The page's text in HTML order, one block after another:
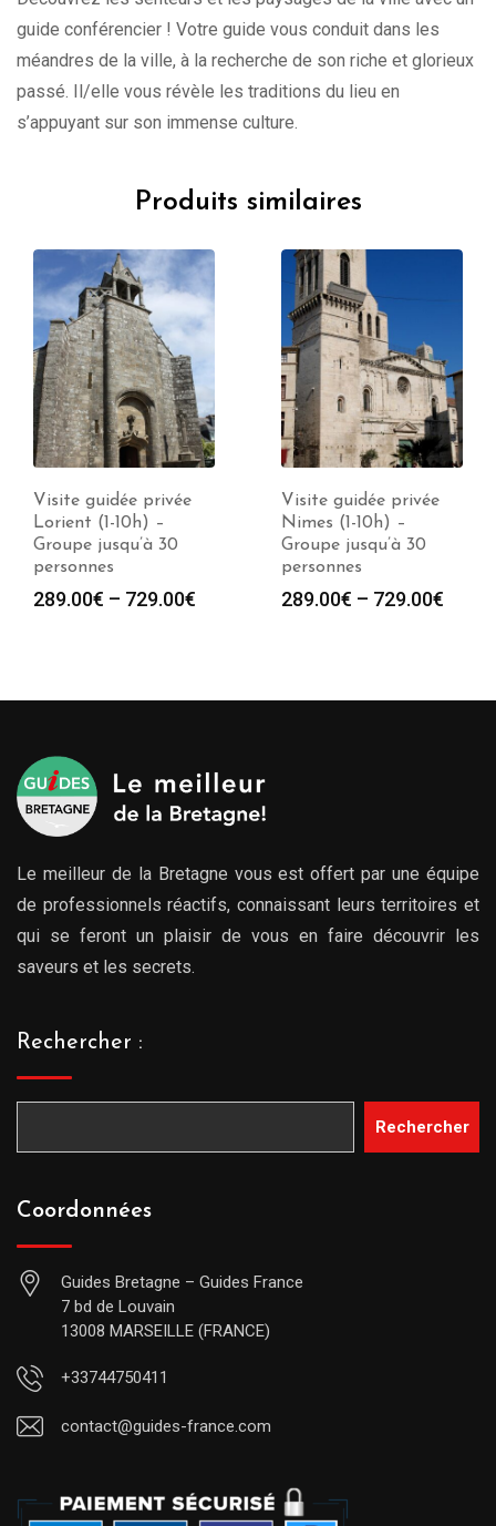
guide conférencier ! Votre guide vous conduit dans les
méandres de la ville, à la recherche de son riche et glorieux
passé. Il/elle vous révèle les traditions du lieu en
s’appuyant sur son immense culture.
Produits similaires
Visite guidée privée
Lorient (1-10h) –
Groupe jusqu’à 30
personnes
289.00€ – 729.00€
Visite guidée privée
Nimes (1-10h) –
Groupe jusqu’à 30
personnes
289.00€ – 729.00€
Le meilleur de la Bretagne vous est offert par une équipe
de professionnels réactifs, connaissant leurs territoires et
qui se feront un plaisir de vous en faire découvrir les
saveurs et les secrets.
Rechercher :
Rechercher
Coordonnées
Guides Bretagne – Guides France
7 bd de Louvain
13008 MARSEILLE (FRANCE)
+33744750411
contact@guides-france.com